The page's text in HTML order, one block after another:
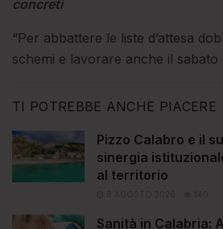
concreti
“Per abbattere le liste d’attesa
schemi e lavorare anche il sabato
TI POTREBBE ANCHE PIACERE
Pizzo Calabro e il
sinergia
al territorio
Sanità in Calabria: